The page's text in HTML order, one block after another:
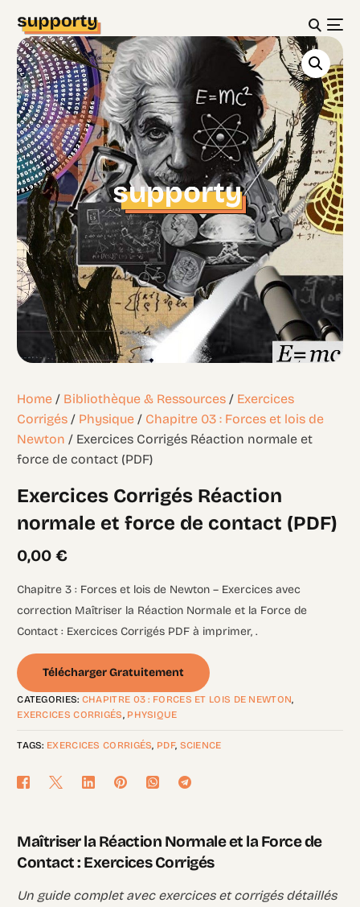
Home / Bibliothèque & Ressources / Exercices
Corrigés / Physique / Chapitre 03 : Forces et lois de
Newton / Exercices Corrigés Réaction normale et
force de contact (PDF)
Exercices Corrigés Réaction
normale et force de contact (PDF)
0,00€
Chapitre 3 : Forces et lois de Newton – Exercices avec
correction Maîtriser la Réaction Normale et la Force de
Contact : Exercices Corrigés PDF à imprimer, .
Télécharger Gratuitement
CATEGORIES: CHAPITRE 03 : FORCES ET LOIS DE NEWTON,
EXERCICES CORRIGÉS, PHYSIQUE
TAGS: EXERCICES CORRIGÉS, PDF, SCIENCE
Maîtriser la Réaction Normale et la Force de
Contact : Exercices Corrigés
Un guide complet avec exercices et corrigés détaillés